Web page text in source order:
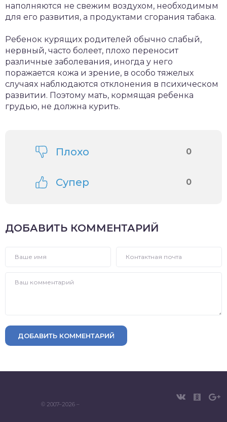
наполняются не свежим воздухом, необходимым
для его развития, а продуктами сгорания табака.
Ребенок курящих родителей обычно слабый,
нервный, часто болеет, плохо переносит
различные заболевания, иногда у него
поражается кожа и зрение, в особо тяжелых
случаях наблюдаются отклонения в психическом
развитии. Поэтому мать, кормящая ребенка
грудью, не должна курить.
Плохо 0
Супер 0
ДОБАВИТЬ КОММЕНТАРИЙ
ДОБАВИТЬ КОММЕНТАРИЙ
© 2007–2026 –